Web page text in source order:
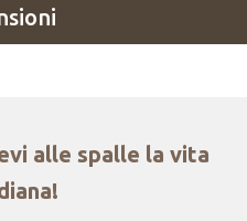
alle spalle la vita